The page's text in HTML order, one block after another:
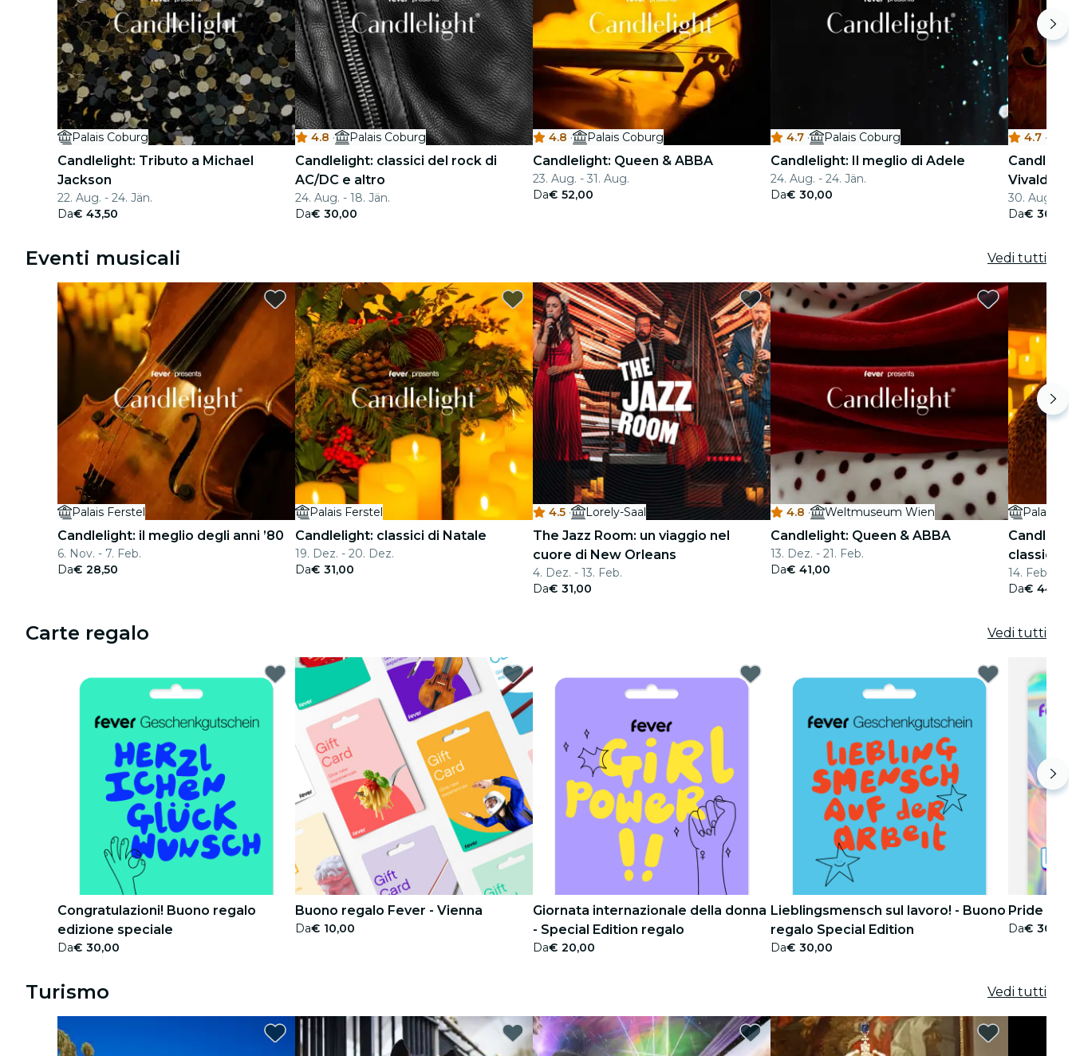
Palais Coburg
Candlelight: Tributo a Michael
Jackson
22. Aug. - 24. Jän.
Da€ 43,50
4.8 · Palais Coburg
Candlelight: classici del rock di
AC/DC e altro
24. Aug. - 18. Jän.
Da€ 30,00
4.8 · Palais Coburg
Candlelight: Queen & ABBA
23. Aug. - 31. Aug.
Da€ 52,00
4.7 · Palais Coburg
Candlelight: Il meglio di Adele
24. Aug. - 24. Jän.
Da€ 30,00
4.7 ·
Vivaldi
30. Aug. -
Da€ 30,00
Eventi musicali Vedi tutti
Palais Ferstel
Candlelight: il meglio degli anni ’80
6. Nov. - 7. Feb.
Da€ 28,50
Palais Ferstel
Candlelight: classici di Natale
19. Dez. - 20. Dez.
Da€ 31,00
4.5 · Lorely-Saal
The Jazz Room: un viaggio nel
cuore di New Orleans
4. Dez. - 13. Feb.
Da€ 31,00
4.8 · Weltmuseum Wien
Candlelight: Queen & ABBA
13. Dez. - 21. Feb.
Da€ 41,00
Palais
classico
14. Feb.
Da€ 44,00
Carte regalo Vedi tutti
Congratulazioni! Buono regalo
edizione speciale
Da€ 30,00
Buono regalo Fever - Vienna
Da€ 10,00
Giornata internazionale della donna
- Special Edition regalo
Da€ 20,00
Lieblingsmensch sul lavoro! - Buono
regalo Special Edition
Da€ 30,00
Pride
Da€ 30,00
Turismo Vedi tutti